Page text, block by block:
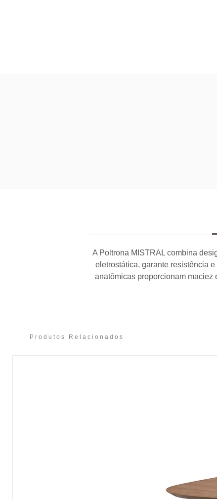
A Poltrona MISTRAL combina
eletrostática, garante resistência
anatômicas proporcionam maciez
Produtos Relacionados